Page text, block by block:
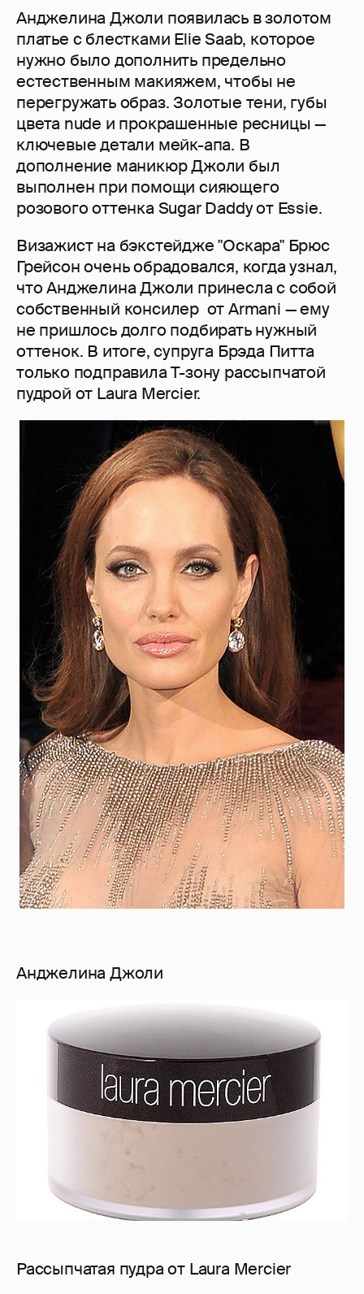
Анджелина Джоли появилась в золотом
платье с блестками Elie Saab, которое
нужно было дополнить предельно
естественным макияжем, чтобы не
перегружать образ. Золотые тени, губы
цвета nude и прокрашенные ресницы —
ключевые детали мейк-апа. В
дополнение маникюр Джоли был
выполнен при помощи сияющего
розового оттенка Sugar Daddy от Essie.
Визажист на бэкстейдже "Оскара" Брюс
Грейсон очень обрадовался, когда узнал,
что Анджелина Джоли принесла с собой
собственный консилер от Armani — ему
не пришлось долго подбирать нужный
оттенок. В итоге, супруга Брэда Питта
только подправила Т-зону рассыпчатой
пудрой от Laura Mercier.
Анджелина Джоли
Рассыпчатая пудра от Laura Mercier